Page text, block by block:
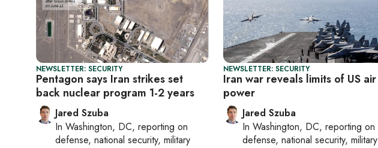
NEWSLETTER: SECURITY
Iran war reveals limits of US air
power
Jared Szuba
In Washington, DC, reporting on
defense, national security, military
NEWSLETTER: SECURITY
Pentagon says Iran strikes set
back nuclear program 1-2 years
Jared Szuba
In Washington, DC, reporting on
defense, national security, military